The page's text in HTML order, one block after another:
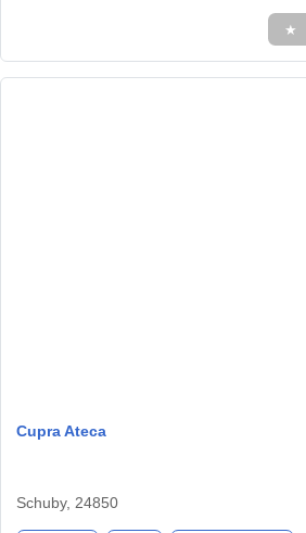
★
Cupra Ateca
Schuby, 24850